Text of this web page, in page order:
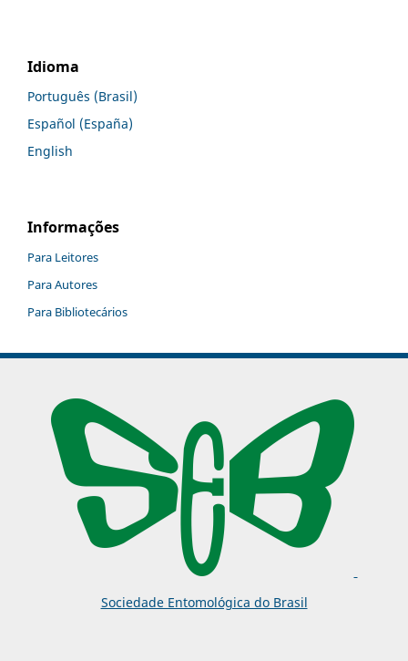
Idioma
Português (Brasil)
Español (España)
English
Informações
Para Leitores
Para Autores
Para Bibliotecários
Sociedade Entomológica do Brasil